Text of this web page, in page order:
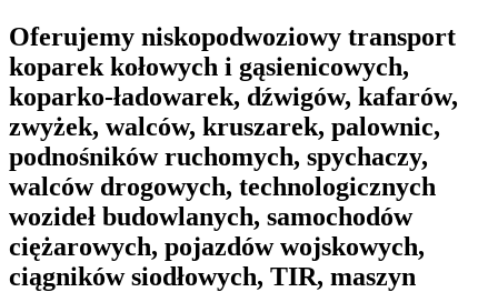
Oferujemy niskopodwoziowy transport
koparek kołowych i gąsienicowych,
koparko-ładowarek, dźwigów, kafarów,
zwyżek, walców, kruszarek, palownic,
podnośników ruchomych, spychaczy,
walców drogowych, technologicznych
wozideł budowlanych, samochodów
ciężarowych, pojazdów wojskowych,
ciągników siodłowych, TIR, maszyn